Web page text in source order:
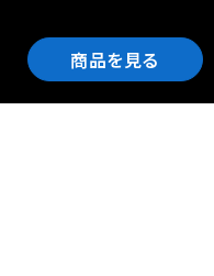
商品を見る